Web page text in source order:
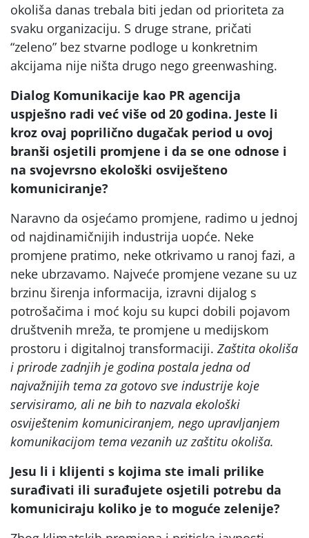
okoliša danas trebala biti jedan od prioriteta za
svaku organizaciju. S druge strane, pričati
“zeleno” bez stvarne podloge u konkretnim
akcijama nije ništa drugo nego greenwashing.
Dialog Komunikacije kao PR agencija
uspješno radi već više od 20 godina. Jeste li
kroz ovaj poprilično dugačak period u ovoj
branši osjetili promjene i da se one odnose i
na svojevrsno ekološki osviješteno
komuniciranje?
Naravno da osjećamo promjene, radimo u jednoj
od najdinamičnijih industrija uopće. Neke
promjene pratimo, neke otkrivamo u ranoj fazi, a
neke ubrzavamo. Najveće promjene vezane su uz
brzinu širenja informacija, izravni dijalog s
potrošačima i moć koju su kupci dobili pojavom
društvenih mreža, te promjene u medijskom
prostoru i digitalnoj transformaciji. Zaštita okoliša
i prirode zadnjih je godina postala jedna od
najvažnijih tema za gotovo sve industrije koje
servisiramo, ali ne bih to nazvala ekološki
osviještenim komuniciranjem, nego upravljanjem
komunikacijom tema vezanih uz zaštitu okoliša.
Jesu li i klijenti s kojima ste imali prilike
surađivati ili surađujete osjetili potrebu da
komuniciraju koliko je to moguće zelenije?